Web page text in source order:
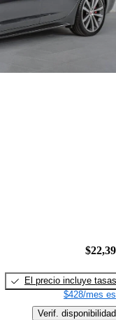
El precio incluye tasas
$428/mes
Verif. disponibilidad